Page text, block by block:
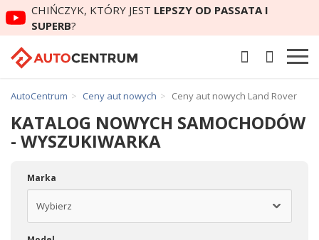
CHIŃCZYK, KTÓRY JEST LEPSZY OD PASSATA I
SUPERB?
AutoCentrum Ceny aut nowych Ceny aut nowych Land Rover
KATALOG NOWYCH SAMOCHODÓW
- WYSZUKIWARKA
Marka